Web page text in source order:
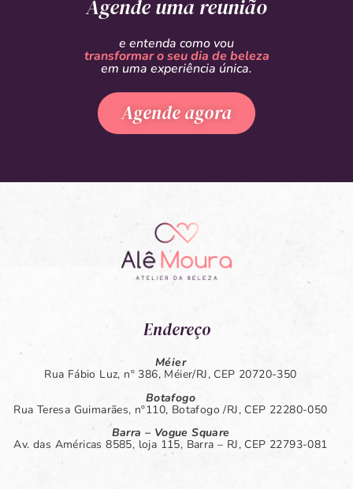
Agende uma reunião
e entenda como vou
transformar o seu dia de beleza
em uma experiência única.
Agende agora
Endereço
Méier
Rua Fábio Luz, nº 386, Méier/RJ, CEP 20720-350
Botafogo
Rua Teresa Guimarães, nº110, Botafogo /RJ, CEP 22280-050
Barra – Vogue Square
Av. das Américas 8585, loja 115, Barra – RJ, CEP 22793-081